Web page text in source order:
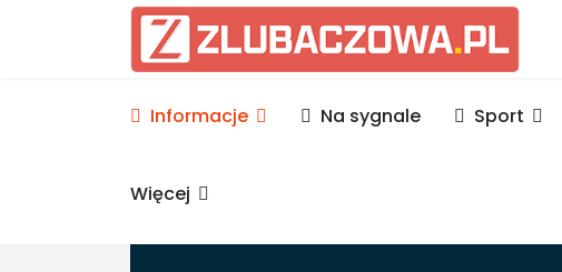
Informacje Lubaczów,
Informacje Na sygnale Sport
Więcej